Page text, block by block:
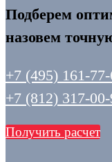
Подберем
назовем
+7 (495) 161-
+7 (812) 317-
Получить расчет